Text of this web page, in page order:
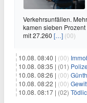
Verkehrsunfällen.
kamen sieben
mit 27.260 […] (00)
10.08. 08:40 | (00)
10.08. 08:35 | (01)
10.08. 08:26 | (00)
10.08. 08:22 | (00)
10.08. 08:17 | (02)